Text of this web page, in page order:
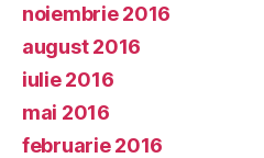
noiembrie 2016
august 2016
iulie 2016
mai 2016
februarie 2016